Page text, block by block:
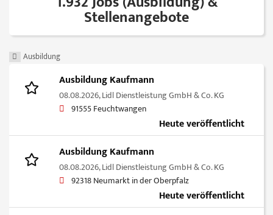
Stellenangebote
Ausbildung
Ausbildung Kaufmann
08.08.2026,Lidl Dienstleistung GmbH & Co. KG
91555 Feuchtwangen
Heute veröffentlicht
Ausbildung Kaufmann
08.08.2026,Lidl Dienstleistung GmbH & Co. KG
92318 Neumarkt in der Oberpfalz
Heute veröffentlicht